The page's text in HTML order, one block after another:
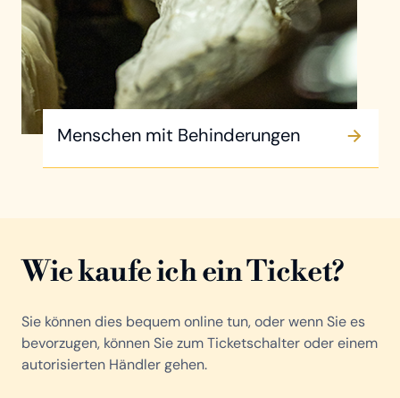
Menschen mit Behinderungen
Wie kaufe ich ein Ticket?
Sie können dies bequem online tun, oder wenn Sie es
bevorzugen, können Sie zum Ticketschalter oder einem
autorisierten Händler gehen.